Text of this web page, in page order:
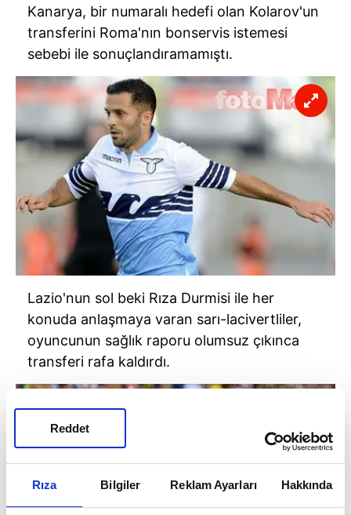
Rıza Bilgiler Reklam Ayarları Hakkında
Reddet
Kanarya, bir numaralı hedefi olan Kolarov'un
transferini Roma'nın bonservis istemesi
sebebi ile sonuçlandıramamıştı.
Lazio'nun sol beki Rıza Durmisi ile her
konuda anlaşmaya varan sarı-lacivertliler,
oyuncunun sağlık raporu olumsuz çıkınca
transferi rafa kaldırdı.